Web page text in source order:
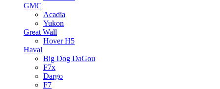
GMC
Acadia
Yukon
Great Wall
Hover H5
Haval
Big Dog DaGou
F7x
Dargo
F7